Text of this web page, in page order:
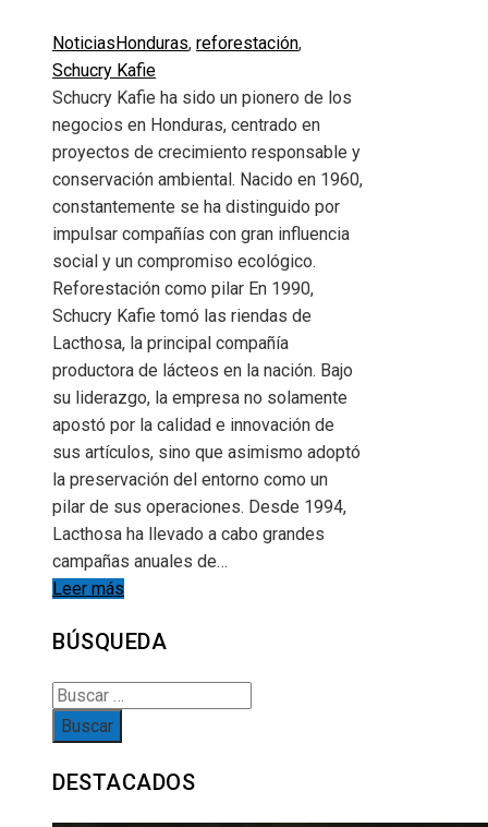
NoticiasHonduras, reforestación,
Schucry Kafie
Schucry Kafie ha sido un pionero de los
negocios en Honduras, centrado en
proyectos de crecimiento responsable y
conservación ambiental. Nacido en 1960,
constantemente se ha distinguido por
impulsar compañías con gran influencia
social y un compromiso ecológico.
Reforestación como pilar En 1990,
Schucry Kafie tomó las riendas de
Lacthosa, la principal compañía
productora de lácteos en la nación. Bajo
su liderazgo, la empresa no solamente
apostó por la calidad e innovación de
sus artículos, sino que asimismo adoptó
la preservación del entorno como un
pilar de sus operaciones. Desde 1994,
Lacthosa ha llevado a cabo grandes
campañas anuales de…
Leer más
BÚSQUEDA
Buscar:
DESTACADOS